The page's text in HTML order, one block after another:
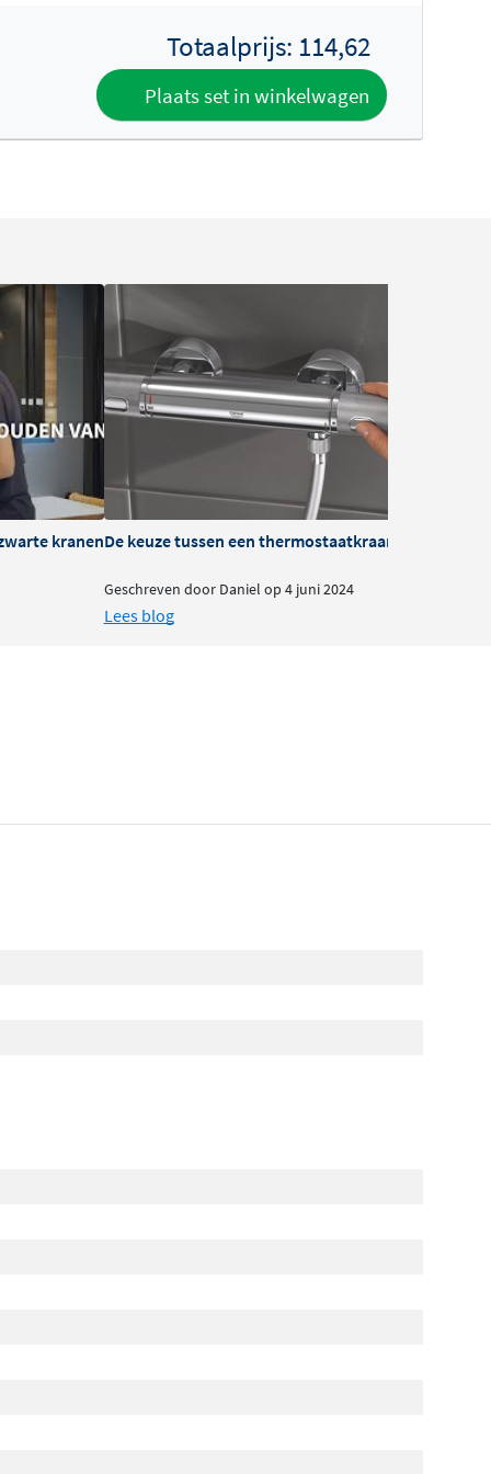
Totaalprijs: 114,62
Plaats set in winkelwagen
kranenDe keuze tussen een thermostaatkraan of
Geschreven door Daniel op 4 juni 2024
Lees blog